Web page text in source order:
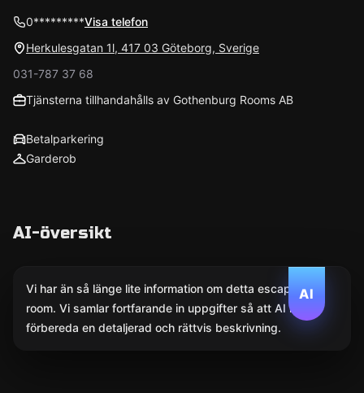
0*********Visa telefon
Herkulesgatan 1l, 417 03 Göteborg, Sverige
031-787 37 68
Tjänsterna tillhandahålls av Gothenburg Rooms AB
Betalparkering
Garderob
AI-översikt
AI
Vi har än så länge lite information om detta escape
room. Vi samlar fortfarande in uppgifter så att AI kan
förbereda en detaljerad och rättvis beskrivning.